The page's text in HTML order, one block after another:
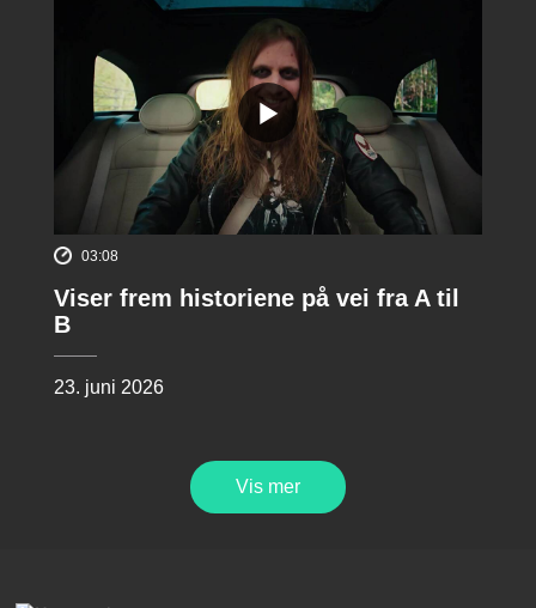
03:08
Viser frem historiene på vei fra A til
B
23. juni 2026
Vis mer